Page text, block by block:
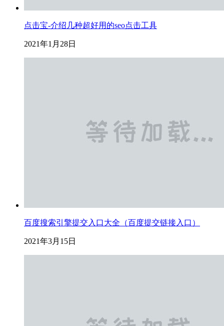
点击宝-介绍几种超好用的seo点击工具
2021年1月28日
百度搜索引擎提交入口大全（百度提交链接入口）
2021年3月15日